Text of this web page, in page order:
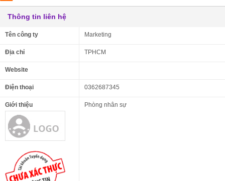
Thông tin liên hệ
Tên công ty Marketing
Địa chỉ TPHCM
Website
Điện thoại 0362687345
Giới thiệu Phòng nhân sự